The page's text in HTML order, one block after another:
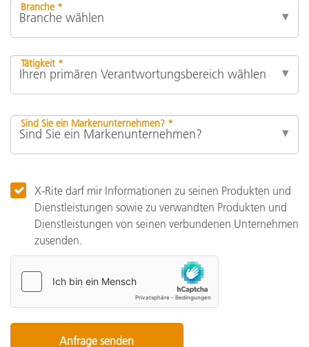
Branche *
Tätigkeit *
Sind Sie ein Markenunternehmen? *
X-Rite darf mir Informationen zu seinen Produkten und
Dienstleistungen sowie zu verwandten Produkten und
Dienstleistungen von seinen verbundenen Unternehmen
zusenden.